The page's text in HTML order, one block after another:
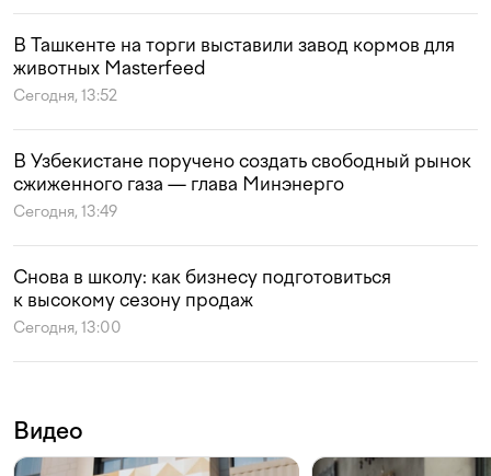
В Ташкенте на торги выставили завод кормов для
животных Masterfeed
Сегодня, 13:52
В Узбекистане поручено создать свободный рынок
сжиженного газа — глава Минэнерго
Сегодня, 13:49
Снова в школу: как бизнесу подготовиться
к высокому сезону продаж
Сегодня, 13:00
Видео